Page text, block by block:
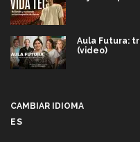
Aula Futura:
(video)
CAMBIAR IDIOMA
ES